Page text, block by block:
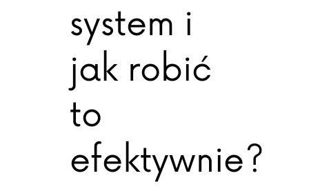
system i
jak robić
to
efektywnie?